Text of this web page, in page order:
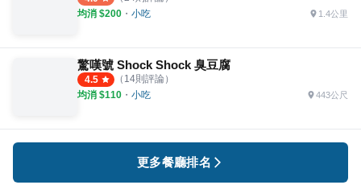
均消 $200 ・ 小吃 1.4公里
驚嘆號 Shock Shock 臭豆腐
4.5 （ 14則評論）
均消 $110 ・ 小吃 443公尺
更多餐廳排名